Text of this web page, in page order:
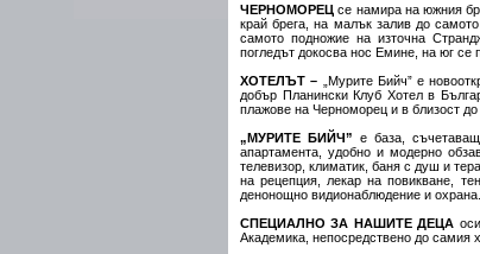
ЧЕРНОМОРЕЦсе намира на южния
край брега, на малък залив до
самото подножие на източна
погледът докосва нос Емине, на юг се
ХОТЕЛЪТ –
„Мурите Бийч” е
добър Планински Клуб Хотел в
плажове на Черноморец и в близост до
„МУРИТЕ БИЙЧ” е база,
апартамента, удобно и модерно
телевизор, климатик, баня с душ и
на рецепция, лекар на повикване,
денонощно видионаблюдение и охрана.
СПЕЦИАЛНО ЗА НАШИТЕ ДЕЦА
Академика, непосредствено до самия